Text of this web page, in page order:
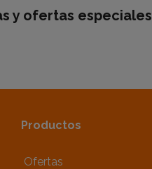
y ofertas especiales
Productos
Ofertas